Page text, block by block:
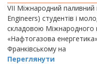
VIІ Міжнародний
Engineers) студентів і
складовою
«Нафтогазова
Франківському на
Переглянути